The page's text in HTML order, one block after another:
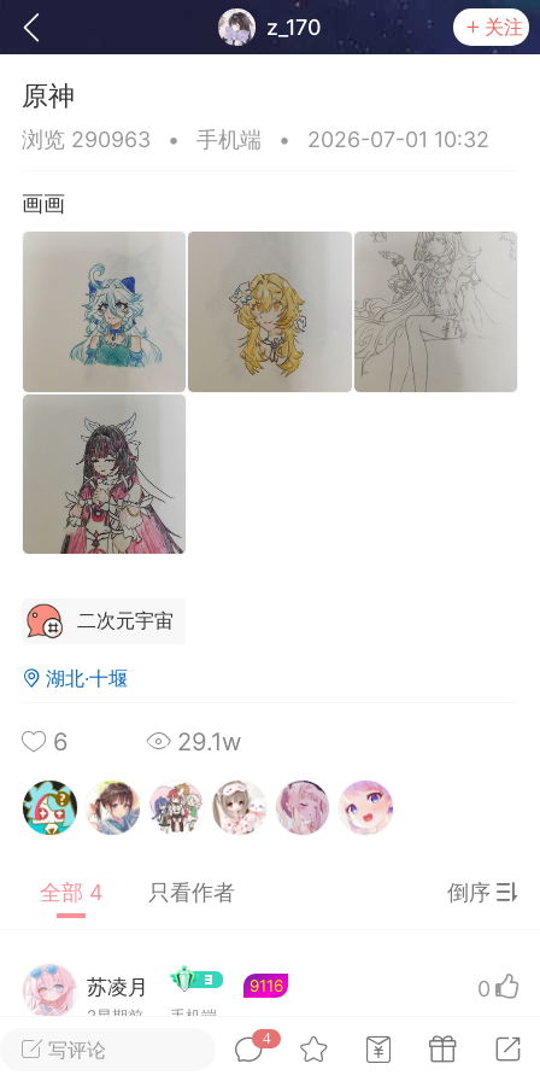
z_170 关注
速获取电力值
签到
签到送VIP
ID靓号[短位ID]
短位靓号彰显与众不同
04-03 16:49
电脑端 公开内容
起开发的小伙伴们~
~直接看效果吧~
起开发属于大家的“二次元宇宙”
~为爱发电~持续更新~
写评论
4
原神
浏览 290963 • 手机端 • 2026-07-01 10:32
画画
二次元宇宙
湖北·十堰
6 29.1w
全部 4 只看作者 倒序
苏凌月
9116
2星期前
手机端
0